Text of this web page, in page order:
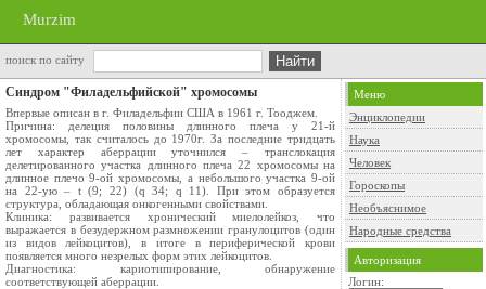
Murzim
поиск по сайту
Синдром "Филадельфийской" хромосомы
Впервые описан в г. Филадельфии США в 1961 г. Тооджем.
Причина: делеция половины длинного плеча у 21-й
хромосомы, так считалось до 1970г. За последние тридцать
лет характер аберрации уточнился – транслокация
делетированного участка длинного плеча 22 хромосомы на
длинное плечо 9-ой хромосомы, а небольшого участка 9-ой
на 22-ую – t (9; 22) (q 34; q 11). При этом образуется
структура, обладающая онкогенными свойствами.
Клиника: развивается хронический миелолейкоз, что
выражается в безудержном размножении гранулоцитов (один
из видов лейкоцитов), в итоге в периферической крови
появляется много незрелых форм этих лейкоцитов.
Диагностика: кариотипирование, обнаружение
соответствующей аберрации.
Меню
Энциклопедии
Наука
Человек
Гороскопы
Необъяснимое
Народные средства
Авторизация
Логин: